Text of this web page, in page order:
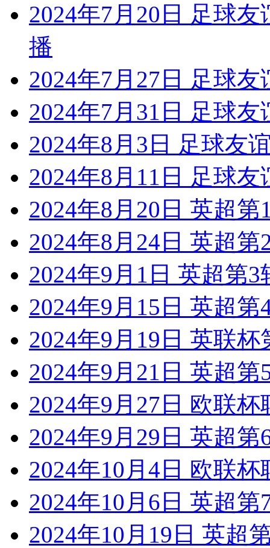
2024年7月20日 足球
播
2024年7月27日 足球
2024年7月31日 足球
2024年8月3日 足球友
2024年8月11日 足球
2024年8月20日 英超
2024年8月24日 英超
2024年9月1日 英超第
2024年9月15日 英超
2024年9月19日 英联
2024年9月21日 英超
2024年9月27日 欧联
2024年9月29日 英超
2024年10月4日 欧联
2024年10月6日 英超
2024年10月19日 英超